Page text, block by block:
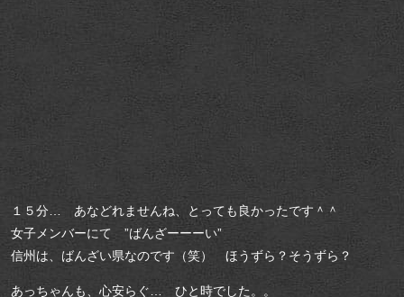
１５分… あなどれませんね、とっても良かったです＾＾
女子メンバーにて ”ばんざーーーい”
信州は、ばんざい県なのです（笑） ほうずら？そうずら？
あっちゃんも、心安らぐ… ひと時でした。。